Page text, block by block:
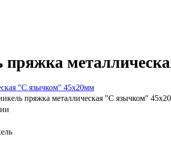
пряжка
пряжка металлическая "С язычком"